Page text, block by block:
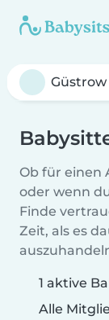
Ob für einen
oder wenn
Finde
Zeit, als es
1 aktive
Alle